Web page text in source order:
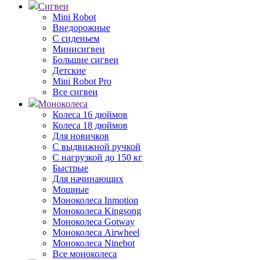
Сигвеи
Mini Robot
Внедорожные
С сиденьем
Минисигвеи
Большие сигвеи
Детские
Mini Robot Pro
Все сигвеи
Моноколеса
Колеса 16 дюймов
Колеса 18 дюймов
Для новичков
С выдвижной ручкой
С нагрузкой до 150 кг
Быстрые
Для начинающих
Мощные
Моноколеса Inmotion
Моноколеса Kingsong
Моноколеса Gotway
Моноколеса Airwheel
Моноколеса Ninebot
Все моноколеса